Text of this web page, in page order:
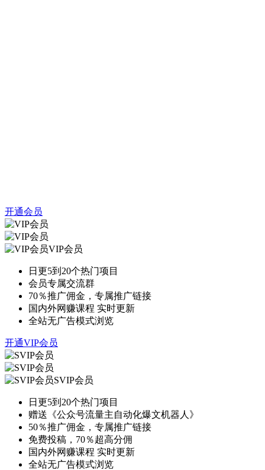
开通会员
VIP会员
日更5到20个热门项目
会员专属交流群
70％推广佣金，专属推广链接
国内外网赚课程 实时更新
全站无广告模式浏览
开通VIP会员
SVIP会员
日更5到20个热门项目
赠送《公众号流量主自动化爆文机器人》
50％推广佣金，专属推广链接
免费投稿，70％超高分佣
国内外网赚课程 实时更新
全站无广告模式浏览